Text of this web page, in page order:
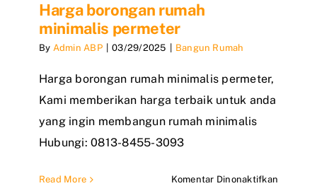
Harga borongan rumah
minimalis permeter
By Admin ABP 03/29/2025 Bangun Rumah
Harga borongan rumah minimalis permeter,
Kami memberikan harga terbaik untuk anda
yang ingin membangun rumah minimalis
Hubungi: 0813-8455-3093
Read More Komentar Dinonaktifkan